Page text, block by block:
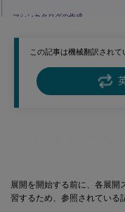
この記事は機械翻訳されて
展開を開始する前に、各展開
習するため、参照されている
マシンカタログの作成
デリバリーグループの作成
アプリケーショングループの作成 (
既知の制限事項